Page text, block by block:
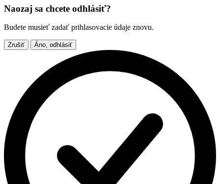
Naozaj sa chcete odhlásiť?
Budete musieť zadať prihlasovacie údaje znovu.
Zrušiť Áno, odhlásiť